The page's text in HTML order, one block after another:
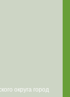
округа город